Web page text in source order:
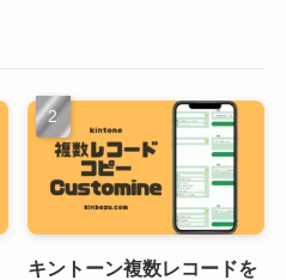
キントーン複数レコードを